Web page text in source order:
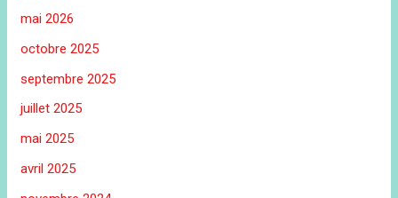
mai 2026
octobre 2025
septembre 2025
juillet 2025
mai 2025
avril 2025